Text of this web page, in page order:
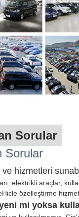
Sorular
Sorular
hizmetleri
elektrikli araçlar,
Hicle özelleştirme
mi yoksa